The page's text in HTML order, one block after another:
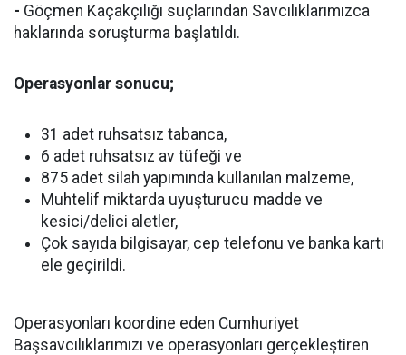
- Göçmen Kaçakçılığı suçlarından Savcılıklarımızca
haklarında soruşturma başlatıldı.
Operasyonlar sonucu;
31 adet ruhsatsız tabanca,
6 adet ruhsatsız av tüfeği ve
875 adet silah yapımında kullanılan malzeme,
Muhtelif miktarda uyuşturucu madde ve
kesici/delici aletler,
Çok sayıda bilgisayar, cep telefonu ve banka kartı
ele geçirildi.
Operasyonları koordine eden Cumhuriyet
Başsavcılıklarımızı ve operasyonları gerçekleştiren